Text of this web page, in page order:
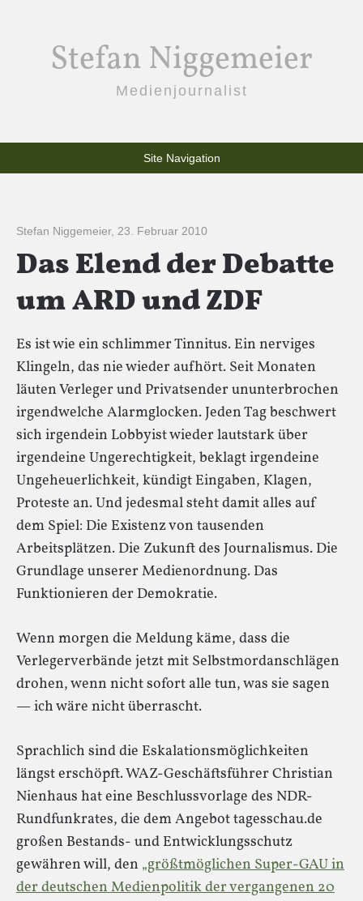
Stefan Niggemeier
Medienjournalist
Site Navigation
Stefan Niggemeier, 23. Februar 2010
Das Elend der Debatte
um ARD und ZDF
Es ist wie ein schlimmer Tinnitus. Ein nerviges
Klingeln, das nie wieder aufhört. Seit Monaten
läuten Verleger und Privatsender ununterbrochen
irgendwelche Alarmglocken. Jeden Tag beschwert
sich irgendein Lobbyist wieder lautstark über
irgendeine Ungerechtigkeit, beklagt irgendeine
Ungeheuerlichkeit, kündigt Eingaben, Klagen,
Proteste an. Und jedesmal steht damit alles auf
dem Spiel: Die Existenz von tausenden
Arbeitsplätzen. Die Zukunft des Journalismus. Die
Grundlage unserer Medienordnung. Das
Funktionieren der Demokratie.
Wenn morgen die Meldung käme, dass die
Verlegerverbände jetzt mit Selbstmordanschlägen
drohen, wenn nicht sofort alle tun, was sie sagen
— ich wäre nicht überrascht.
Sprachlich sind die Eskalationsmöglichkeiten
längst erschöpft. WAZ-Geschäftsführer Christian
Nienhaus hat eine Beschlussvorlage des NDR-
Rundfunkrates, die dem Angebot tagesschau.de
großen Bestands- und Entwicklungsschutz
gewähren will, den „größtmöglichen Super-GAU in
der deutschen Medienpolitik der vergangenen 20